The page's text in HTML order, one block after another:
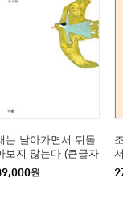
마음 챙김 식사
하는 삶
다 _코기 족 원주민
존재로
는 날아가면서 뒤돌
보지 않는다 (큰글자
서)
원